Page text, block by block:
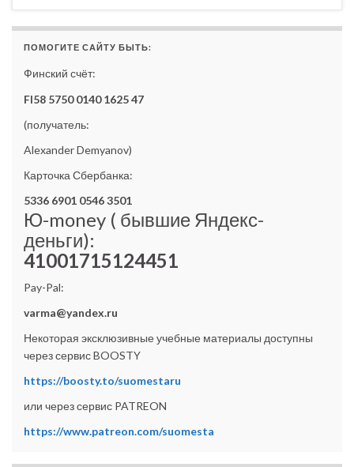
ПОМОГИТЕ САЙТУ БЫТЬ:
Финский счёт:
FI58 5750 0140 1625 47
(получатель:
Alexander Demyanov)
Карточка Сбербанка:
5336 6901 0546 3501
Ю-money ( бывшие Яндекс-
деньги):
41001715124451
Pay-Pal:
varma@yandex.ru
Некоторая эксклюзивные учебные материалы доступны
через сервис BOOSTY
https://boosty.to/suomestaru
или через сервис PATREON
https://www.patreon.com/suomesta